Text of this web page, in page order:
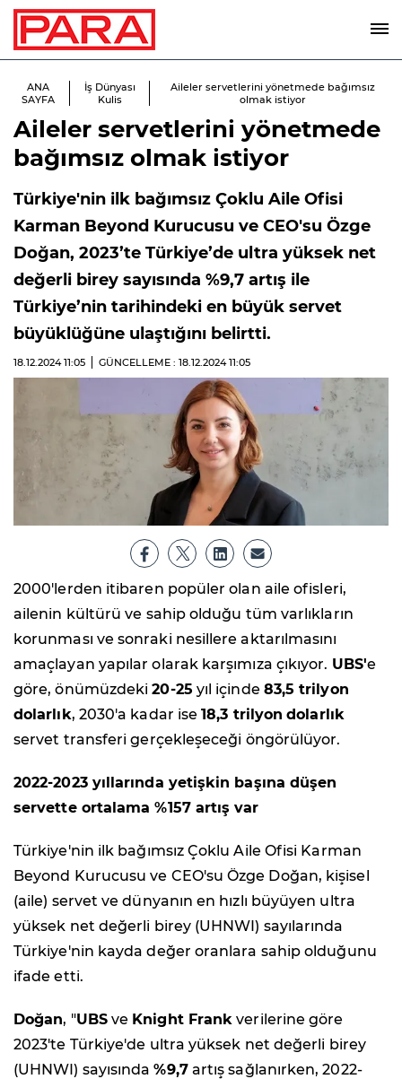
ANA
SAYFA
İş Dünyası
Kulis
Aileler servetlerini yönetmede bağımsız
olmak istiyor
Aileler servetlerini yönetmede
bağımsız olmak istiyor
Türkiye'nin ilk bağımsız Çoklu Aile Ofisi
Karman Beyond Kurucusu ve CEO'su Özge
Doğan, 2023’te Türkiye’de ultra yüksek net
değerli birey sayısında %9,7 artış ile
Türkiye’nin tarihindeki en büyük servet
büyüklüğüne ulaştığını belirtti.
18.12.202411:05 GÜNCELLEME : 18.12.202411:05
2000'lerden itibaren popüler olan aile ofisleri,
ailenin kültürü ve sahip olduğu tüm varlıkların
korunması ve sonraki nesillere aktarılmasını
amaçlayan yapılar olarak karşımıza çıkıyor. UBS'e
göre, önümüzdeki20-25 yıl içinde 83,5 trilyon
dolarlık, 2030'a kadar ise18,3 trilyon dolarlık
servet transferi gerçekleşeceği öngörülüyor.
2022-2023 yıllarında yetişkin başına düşen
servette ortalama %157 artış var
Türkiye'nin ilk bağımsız Çoklu Aile Ofisi Karman
Beyond Kurucusu ve CEO'su Özge Doğan, kişisel
(aile) servet ve dünyanın en hızlı büyüyen ultra
yüksek net değerli birey (UHNWI) sayılarında
Türkiye'nin kayda değer oranlara sahip olduğunu
ifade etti.
Doğan, "UBSve Knight Frank verilerine göre
2023'te Türkiye'de ultra yüksek net değerli birey
(UHNWI) sayısında%9,7artış sağlanırken, 2022-